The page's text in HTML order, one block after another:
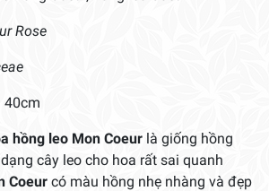
Rose
40cm
hồng leo Mon Coeur là giống hồng
cây leo cho hoa rất sai quanh
Coeur có màu hồng nhẹ nhàng và đẹp